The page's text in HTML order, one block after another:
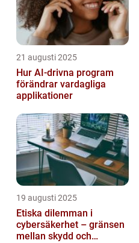
21 augusti 2025
Hur AI-drivna program
förändrar vardagliga
applikationer
19 augusti 2025
Etiska dilemman i
cybersäkerhet – gränsen
mellan skydd och